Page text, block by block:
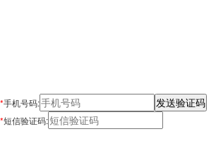
*手机号码:
*短信验证码: